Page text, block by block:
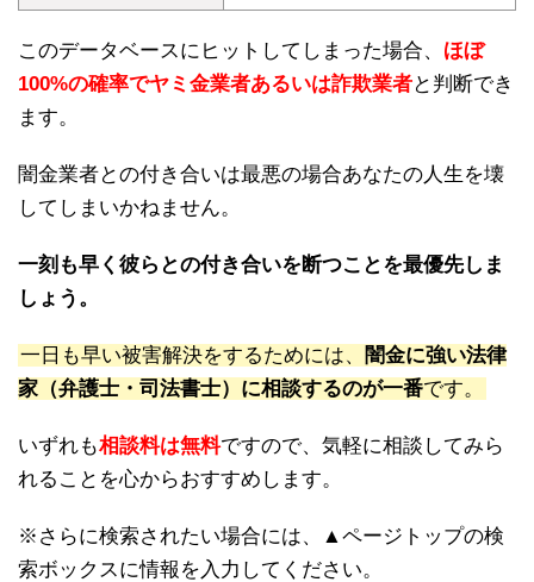
このデータベースにヒットしてしまった場合、 ほぼ
100%の確率でヤミ金業者あるいは詐欺業者と判断でき
ます。
闇金業者との付き合いは最悪の場合あなたの人生を壊
してしまいかねません。
一刻も早く彼らとの付き合いを断つことを最優先しま
しょう。
一日も早い被害解決をするためには、
闇金に強い法律
家（弁護士・司法書士）に相談するのが一番です。
いずれも相談料は無料ですので、気軽に相談してみら
れることを心からおすすめします。
※さらに検索されたい場合には、▲ページトップの検
索ボックスに情報を入力してください。